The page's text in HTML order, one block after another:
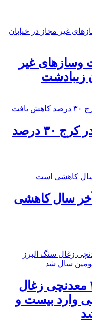
وسازهای غیر
زیبادشت
️قیمت مسکن در کرج ۳۰ درصد
سال کاهشی
کشته شدن ۲۰ معدنچی زغال
وارد بیست و